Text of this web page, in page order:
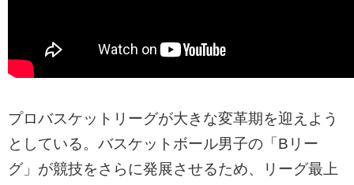
プロバスケットリーグが大きな変革期を迎えよう
としている。バスケットボール男子の「Bリー
グ」が競技をさらに発展させるため、リーグ最上